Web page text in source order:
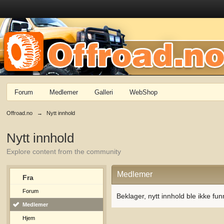
Forum Medlemer Galleri WebShop
Offroad.no → Nytt innhold
Nytt innhold
Explore content from the community
Fra
Forum
Medlemer
Hjem
Medlemer
Beklager, nytt innhold ble ikke